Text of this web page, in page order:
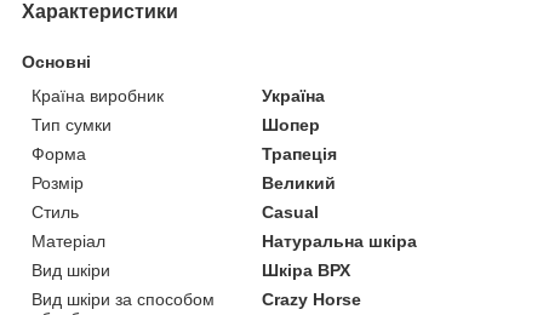
Характеристики
Основні
Країна виробник
Україна
Тип сумки
Шопер
Форма
Трапеція
Розмір
Великий
Стиль
Casual
Матеріал
Натуральна шкіра
Вид шкіри
Шкіра ВРХ
Вид шкіри за способом
Crazy Horse